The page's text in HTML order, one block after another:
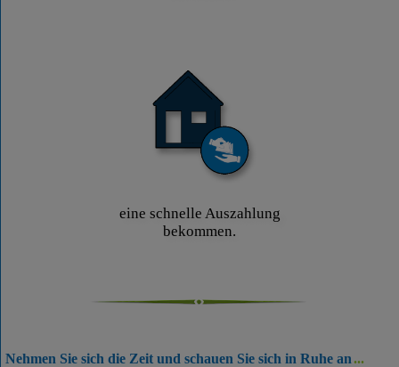
eine schnelle Auszahlung
bekommen.
Nehmen Sie sich die Zeit und schauen Sie sich in Ruhe an